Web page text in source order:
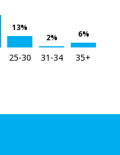
13%
2%
6%
25-30 31-34 35+